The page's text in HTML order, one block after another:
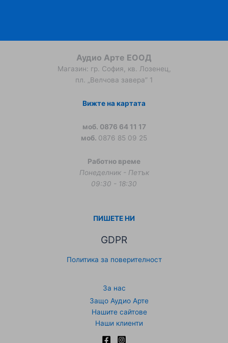
Аудио Арте ЕООД
Магазин: гр. София, кв. Лозенец,
пл. „Велчова завера” 1
Вижте на картата
моб. 0876 64 11 17
моб. 0876 85 09 25
Работно време
Понеделник - Петък
09:30 - 18:30
ПИШЕТЕ НИ
GDPR
Политика за поверителност
За нас
Защо Аудио Арте
Нашите сайтове
Наши клиенти